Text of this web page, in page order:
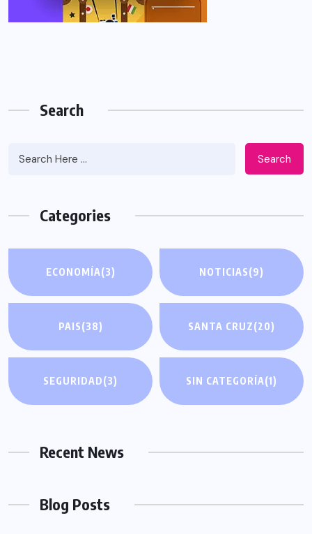
Search
Search
Categories
ECONOMÍA(3) NOTICIAS(9)
PAIS(38) SANTA CRUZ(20)
SEGURIDAD(3) SIN CATEGORÍA(1)
Recent News
Blog Posts